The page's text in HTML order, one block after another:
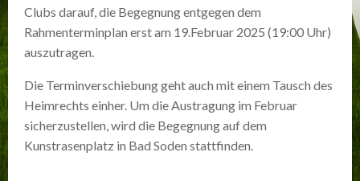
Clubs darauf, die Begegnung entgegen dem
Rahmenterminplan erst am 19.Februar 2025 (19:00 Uhr)
auszutragen.
Die Terminverschiebung geht auch mit einem Tausch des
Heimrechts einher. Um die Austragung im Februar
sicherzustellen, wird die Begegnung auf dem
Kunstrasenplatz in Bad Soden stattfinden.